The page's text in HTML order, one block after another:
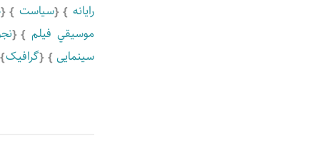
رايانه
سياست
موسيقي فيلم
سینمایی
گرافیک